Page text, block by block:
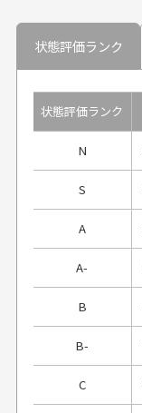
状態評価ランク
状態評価ランク
N
S
A
A-
B
B-
C